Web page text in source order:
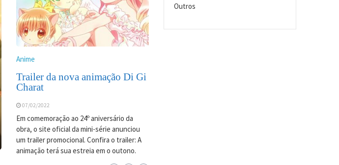
Anime
Trailer da nova animação Di Gi
Charat
07/02/2022
Em comemoração ao 24º aniversário da
obra, o site oficial da mini-série anunciou
um trailer promocional. Confira o trailer: A
animação terá sua estreia em o outono.
Outros